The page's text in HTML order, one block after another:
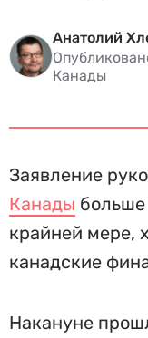
Анатолий
Канады
Заявление
Канады
крайней мере,
канадские
Накануне